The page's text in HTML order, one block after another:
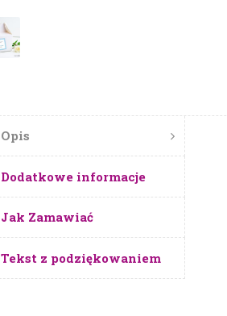
Opis
Dodatkowe informacje
Jak Zamawiać
Tekst z podziękowaniem